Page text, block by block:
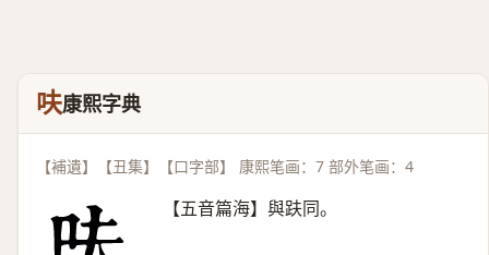
呋康熙字典
【補遺】【丑集】【口字部】 康熙笔画：7 部外笔画：4
【五音篇海】與趺同。